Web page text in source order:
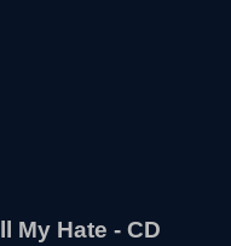
My Hate - CD